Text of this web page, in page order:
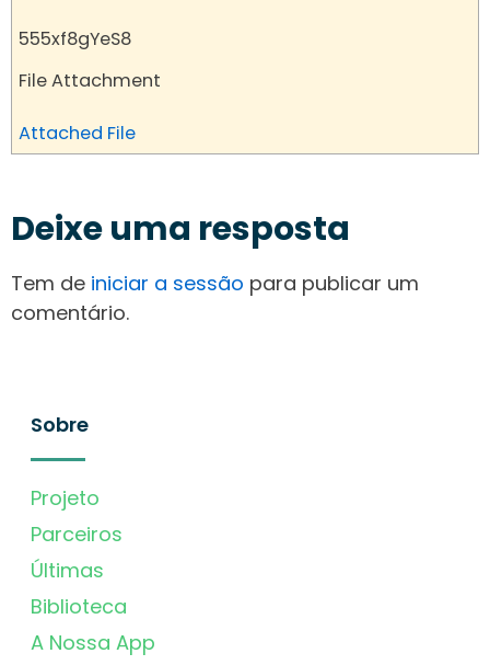
555xf8gYeS8
File Attachment
Attached File
Deixe uma resposta
Tem de iniciar a sessão para publicar um
comentário.
Sobre
Projeto
Parceiros
Últimas
Biblioteca
A Nossa App